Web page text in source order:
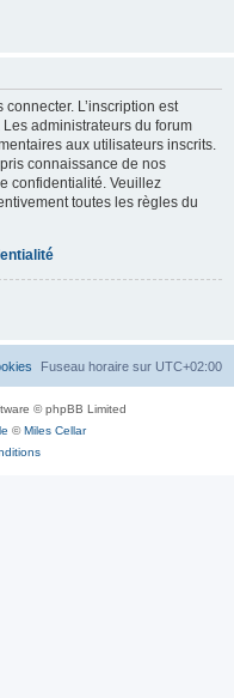
L’inscription est
administrateurs du forum
aux utilisateurs inscrits.
connaissance de nos
confidentialité. Veuillez
toutes les règles du
Fuseau horaire sur UTC+02:00
© phpBB Limited
©Miles Cellar